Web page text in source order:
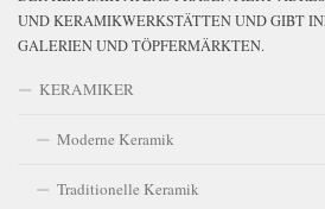
UND KERAMIKWERKSTÄTTEN UND GIBT
GALERIEN UND TÖPFERMÄRKTEN.
KERAMIKER
Moderne Keramik
Traditionelle Keramik